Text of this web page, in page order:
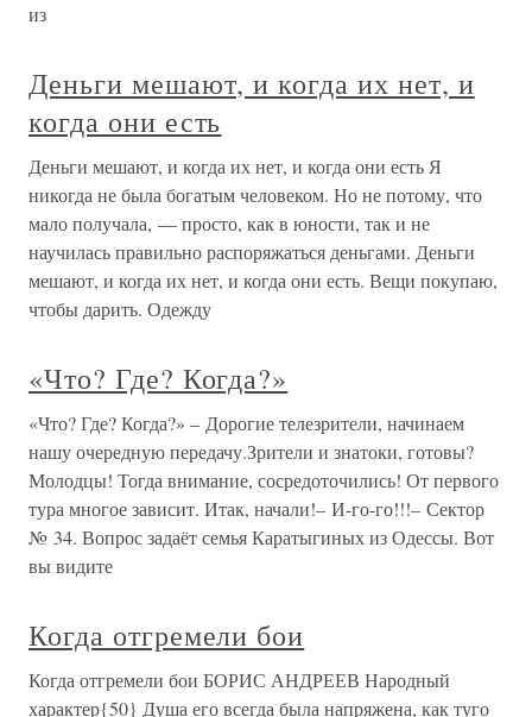
из
Деньги мешают, и когда их нет, и
когда они есть
Деньги мешают, и когда их нет, и когда они есть Я
никогда не была богатым человеком. Но не потому, что
мало получала, — просто, как в юности, так и не
научилась правильно распоряжаться деньгами. Деньги
мешают, и когда их нет, и когда они есть. Вещи покупаю,
чтобы дарить. Одежду
«Что? Где? Когда?»
«Что? Где? Когда?» – Дорогие телезрители, начинаем
нашу очередную передачу.Зрители и знатоки, готовы?
Молодцы! Тогда внимание, сосредоточились! От первого
тура многое зависит. Итак, начали!– И-го-го!!!– Сектор
№ 34. Вопрос задаёт семья Каратыгиных из Одессы. Вот
вы видите
Когда отгремели бои
Когда отгремели бои БОРИС АНДРЕЕВ Народный
характер{50} Душа его всегда была напряжена, как туго